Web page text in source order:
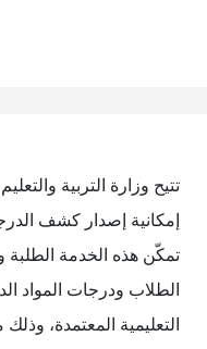
تتيح وزارة التربية
إمكانية إصدار كشف
تمكّن هذه الخدمة الطلبة
الطلاب ودرجات المواد
التعليمية المعتمدة،